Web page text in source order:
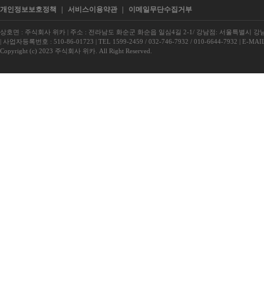
개인정보보호정책 서비스이용약관 이메일무단수집거부
상호면 : 주식회사 위카 | 주소 : 전라남도 화순군 화순읍 일심4길 2-1/ 강남점: 서울특별시 강
| 사업자등록번호 : 510-86-01723 | TEL 1599-2459 / 032-746-7932 / 010-6644-7932 | E-
Copyright (c) 2023 주식회사 위카. All Right Reserved.